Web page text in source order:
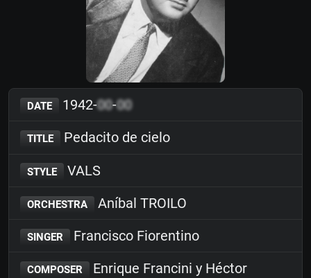
DATE 1942-00-00
TITLE Pedacito de cielo
STYLE VALS
ORCHESTRA Aníbal TROILO
SINGER Francisco Fiorentino
COMPOSER
Enrique Francini y Héctor